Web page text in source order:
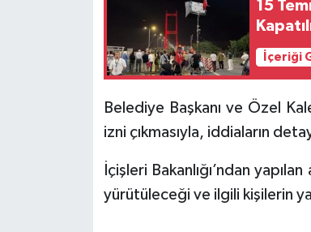
15
İçeriği
Belediye Başkanı ve Özel
izni çıkmasıyla, iddiaların
İçişleri Bakanlığı’ndan
yürütüleceği ve ilgili kişilerin